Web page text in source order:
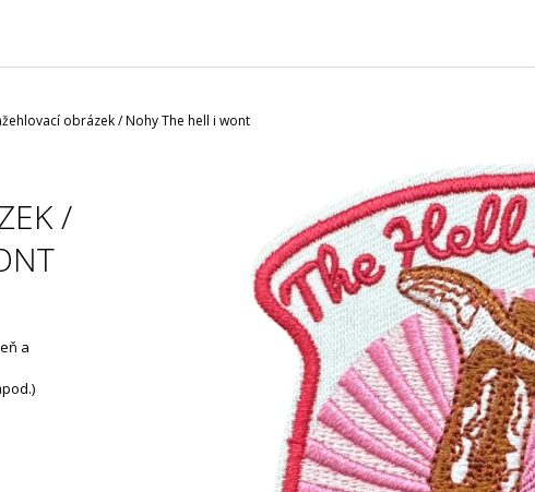
obrázek / Nohy The hell i wont
/
a